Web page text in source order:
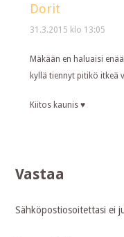
Dorit
31.3.2015 klo 13:05
Mäkään en haluaisi
kyllä tiennyt pitikö itkeä
Kiitos kaunis ♥
Vastaa
Sähköpostiosoitettasi ei